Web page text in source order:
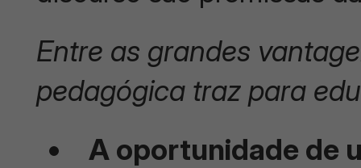
Entre as grandes
pedagógica traz para
A oportunidade de